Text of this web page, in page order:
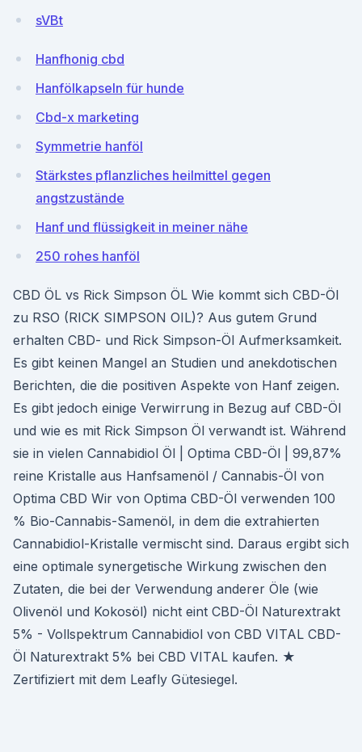
sVBt
Hanfhonig cbd
Hanfölkapseln für hunde
Cbd-x marketing
Symmetrie hanföl
Stärkstes pflanzliches heilmittel gegen
angstzustände
Hanf und flüssigkeit in meiner nähe
250 rohes hanföl
CBD ÖL vs Rick Simpson ÖL Wie kommt sich CBD-Öl
zu RSO (RICK SIMPSON OIL)? Aus gutem Grund
erhalten CBD- und Rick Simpson-Öl Aufmerksamkeit.
Es gibt keinen Mangel an Studien und anekdotischen
Berichten, die die positiven Aspekte von Hanf zeigen.
Es gibt jedoch einige Verwirrung in Bezug auf CBD-Öl
und wie es mit Rick Simpson Öl verwandt ist. Während
sie in vielen Cannabidiol Öl | Optima CBD-Öl | 99,87%
reine Kristalle aus Hanfsamenöl / Cannabis-Öl von
Optima CBD Wir von Optima CBD-Öl verwenden 100
% Bio-Cannabis-Samenöl, in dem die extrahierten
Cannabidiol-Kristalle vermischt sind. Daraus ergibt sich
eine optimale synergetische Wirkung zwischen den
Zutaten, die bei der Verwendung anderer Öle (wie
Olivenöl und Kokosöl) nicht eint CBD-Öl Naturextrakt
5% - Vollspektrum Cannabidiol von CBD VITAL CBD-
Öl Naturextrakt 5% bei CBD VITAL kaufen. ★
Zertifiziert mit dem Leafly Gütesiegel.